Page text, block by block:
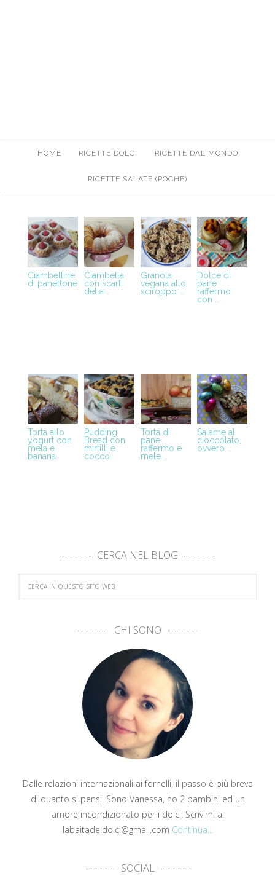
HOME RICETTE DOLCI RICETTE DAL MONDO
RICETTE SALATE (POCHE)
Ciambelline
di panettone
Ciambella
con scarti
della …
Granola
vegana allo
sciroppo …
Dolce di
pane
raffermo
con …
Torta allo
yogurt con
mela e
banana
Pudding
Bread con
mirtilli e
cocco
Torta di
pane
raffermo e
mele …
Salame al
cioccolato,
ovvero …
CERCA NEL BLOG
CHI SONO
Dalle relazioni internazionali ai fornelli, il passo è più breve
di quanto si pensi! Sono Vanessa, ho 2 bambini ed un
amore incondizionato per i dolci. Scrivimi a:
labaitadeidolci@gmail.com Continua...
SOCIAL